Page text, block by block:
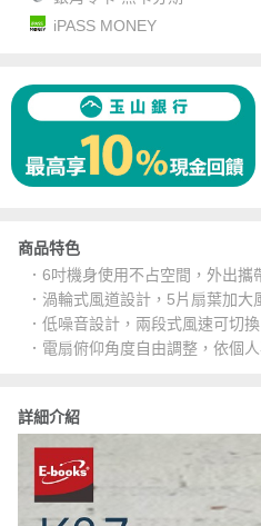
iPASS MONEY
商品特色
．6吋機身使用不占空間，外出攜
．渦輪式風道設計，5片扇葉加大
．低噪音設計，兩段式風速可切
．電扇俯仰角度自由調整，依個
詳細介紹